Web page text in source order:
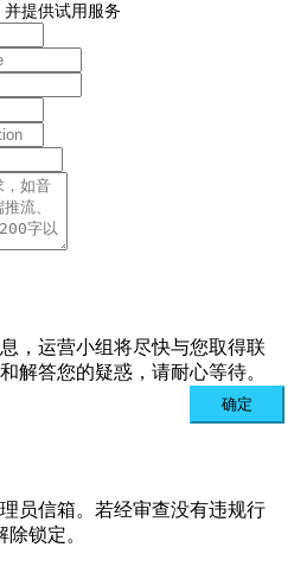
提供试用服务
，运营小组将尽快与您取得联
解答您的疑惑，请耐心等待。
确定
员信箱。若经审查没有违规行
锁定。